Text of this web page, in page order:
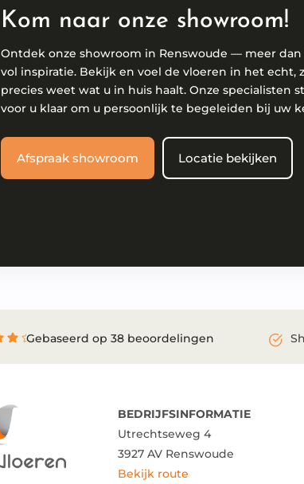
Kom naar onze showroom!
Ontdek onze showroom in Renswoude — meer dan
vol inspiratie. Bekijk en voel de vloeren in het echt,
precies weet wat u in huis haalt. Onze specialisten
voor u klaar om u persoonlijk te begeleiden bij uw
Afspraak showroom Locatie bekijken
Gebaseerd op 38 beoordelingen
BEDRIJFSINFORMATIE
Utrechtseweg 4
3927 AV Renswoude
Bekijk route